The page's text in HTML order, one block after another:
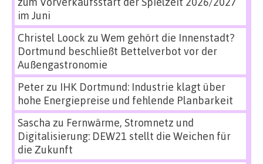
im Juni
Christel Loock zu Wem gehört die Innenstadt?
Dortmund beschließt Bettelverbot vor der
Außengastronomie
Peterzu IHK Dortmund: Industrie klagt über
hohe Energiepreise und fehlende Planbarkeit
Sascha zu Fernwärme, Stromnetz und
Digitalisierung: DEW21 stellt die Weichen für
die Zukunft